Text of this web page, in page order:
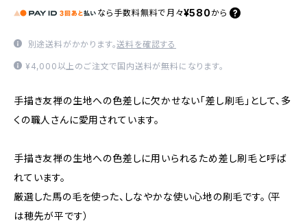
なら 手数料無料で 月々¥580 から
別途送料がかかります。送料を確認する
¥4,000以上のご注文で国内送料が無料になります。
手描き友禅の生地への色差しに欠かせない「差し刷毛」として、多
くの職人さんに愛用されています。
手描き友禅の生地への色差しに用いられるため差し刷毛と呼ば
れています。
厳選した馬の毛を使った、しなやかな使い心地の刷毛です。（平
は穂先が平です）